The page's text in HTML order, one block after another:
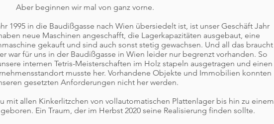
Aber beginnen wir mal von ganz vorne.
1995 in die Baudißgasse nach Wien übersiedelt ist, ist unser Geschäft Jahr
neue Maschinen angeschafft, die Lagerkapazitäten ausgebaut, eine
gekauft und sind auch sonst stetig gewachsen. Und all das braucht
war für uns in der Baudißgasse in Wien leider nur begrenzt vorhanden. So
internen Tetris-Meisterschaften im Holz stapeln ausgetragen und einen
musste her. Vorhandene Objekte und Immobilien konnten
gesetzten Anforderungen nicht her werden.
mit allen Kinkerlitzchen von vollautomatischen Plattenlager bis hin zu einem
Ein Traum, der im Herbst 2020 seine Realisierung finden sollte.